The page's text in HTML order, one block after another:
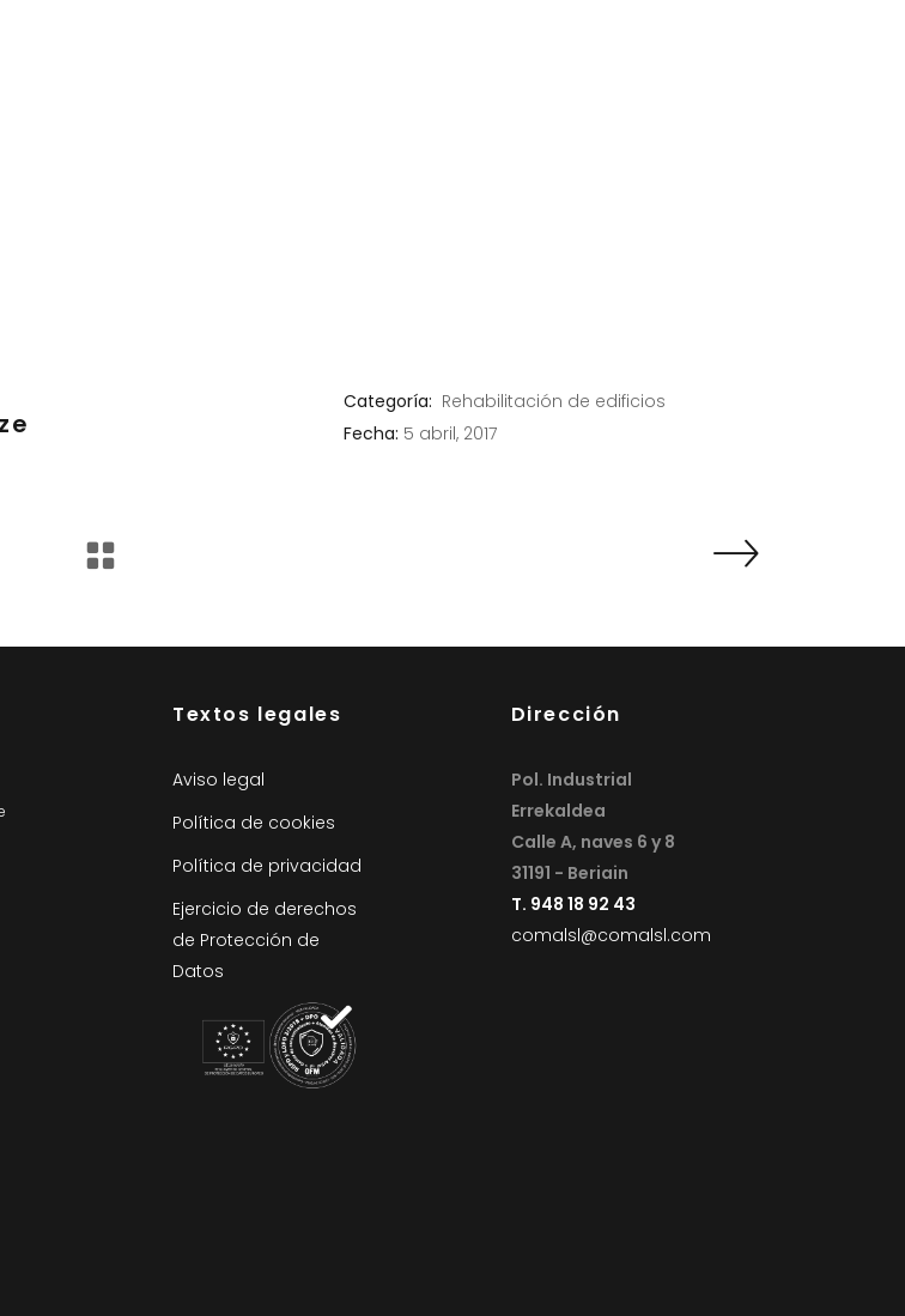
Categoría: Rehabilitación de edificios
Fecha: 5 abril, 2017
Textos legales
Aviso legal
Política de cookies
Política de privacidad
Ejercicio de derechos
de Protección de
Datos
Dirección
Pol. Industrial
Errekaldea
Calle A, naves 6 y 8
31191 - Beriain
T. 948 18 92 43
comalsl@comalsl.com